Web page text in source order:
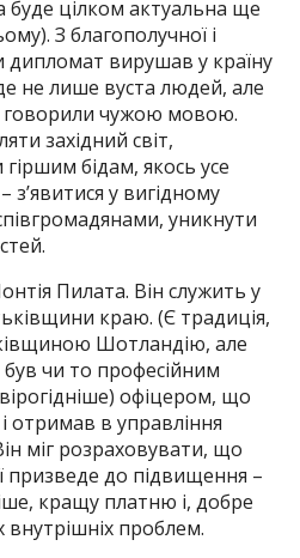
буде цілком актуальна ще
З благополучної і
дипломат вирушав у країну
не лише вуста людей, але
говорили чужою мовою.
західний світ,
гіршим бідам, якось усе
з’явитися у вигідному
уникнути
Пилата. Він служить у
краю. (Є традиція,
Шотландію, але
чи то професійним
офіцером, що
отримав в управління
міг розраховувати, що
призведе до підвищення –
кращу платню і, добре
внутрішніх проблем.